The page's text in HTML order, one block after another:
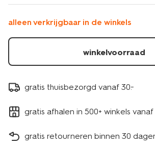
alleen verkrijgbaar in de winkels
winkelvoorraad
gratis thuisbezorgd vanaf 30.-
gratis afhalen in 500+ winkels vanaf
gratis retourneren binnen 30